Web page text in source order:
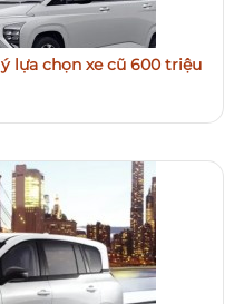
lựa chọn xe cũ 600 triệu